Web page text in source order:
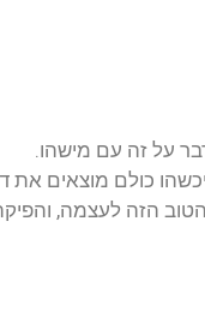
על זה עם מישהו.
כולם מוצאים את
הזה לעצמה,